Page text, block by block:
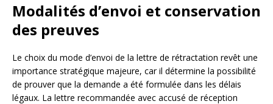
Modalités d’envoi et conservation
des preuves
Le choix du mode d’envoi de la lettre de rétractation revêt une
importance stratégique majeure, car il détermine la possibilité
de prouver que la demande a été formulée dans les délais
légaux. La lettre recommandée avec accusé de réception